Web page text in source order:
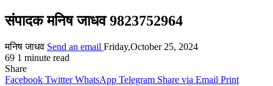
संपादक मनिष जाधव 9823752964
मनिष जाधव Send an email Friday,October 25, 2024
69 1 minute read
Share
Facebook Twitter WhatsApp Telegram Share via Email Print